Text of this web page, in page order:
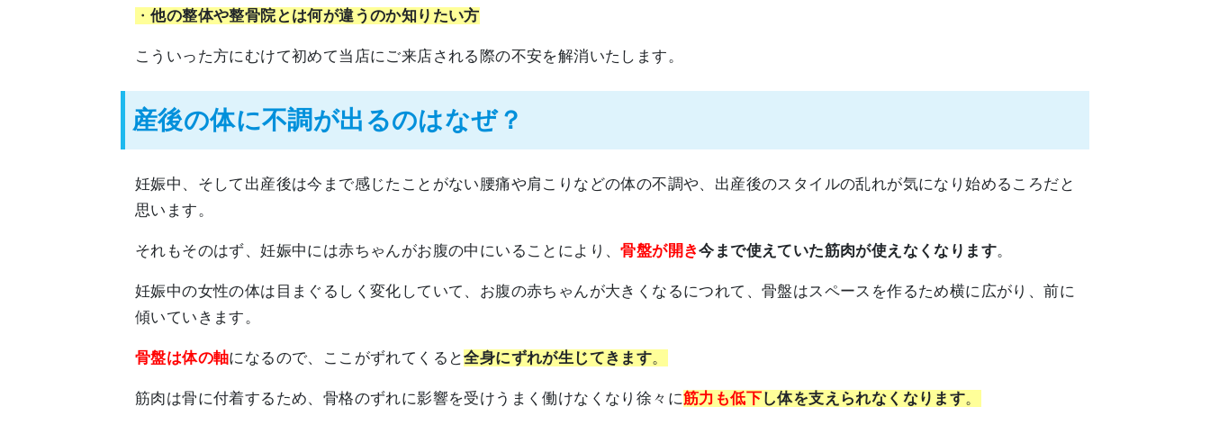
・他の整体や整骨院とは何が違うのか知りたい方
こういった方にむけて初めて当店にご来店される際の不安を解消いたします。
産後の体に不調が出るのはなぜ？
妊娠中、そして出産後は今まで感じたことがない腰痛や肩こりなどの体の不調や、出産後のスタイルの乱れが気になり始めるころだと
思います。
それもそのはず、妊娠中には赤ちゃんがお腹の中にいることにより、骨盤が開き今まで使えていた筋肉が使えなくなります。
妊娠中の女性の体は目まぐるしく変化していて、お腹の赤ちゃんが大きくなるにつれて、骨盤はスペースを作るため横に広がり、前に
傾いていきます。
骨盤は体の軸になるので、ここがずれてくると全身にずれが生じてきます。
筋肉は骨に付着するため、骨格のずれに影響を受けうまく働けなくなり徐々に筋力も低下し体を支えられなくなります。